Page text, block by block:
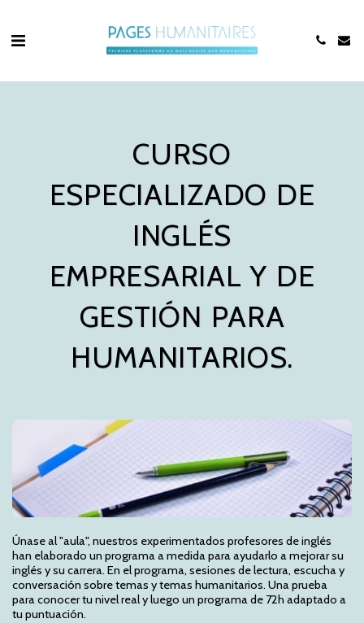
CURSO
ESPECIALIZADO DE
INGLÉS
EMPRESARIAL Y DE
GESTIÓN PARA
HUMANITARIOS.
Únase al "aula", nuestros experimentados profesores de inglés
han elaborado un programa a medida para ayudarlo a mejorar su
inglés y su carrera. En el programa, sesiones de lectura, escucha y
conversación sobre temas y temas humanitarios. Una prueba
para conocer tu nivel real y luego un programa de 72h adaptado a
tu puntuación.